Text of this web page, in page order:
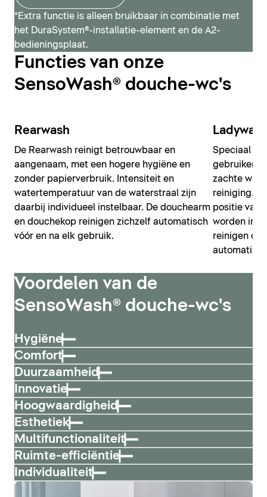
SensoWash® D-Neo
*Extra functie is alleen bruikbaar in combinatie met
het DuraSystem®-installatie-element en de A2-
bedieningsplaat.
Functies van onze
SensoWash® douche-wc's
Rearwash
De Rearwash reinigt betrouwbaar en
aangenaam, met een hogere hygiëne en
zonder papierverbruik. Intensiteit en
watertemperatuur van de waterstraal zijn
daarbij individueel instelbaar. De douchearm
en douchekop reinigen zichzelf automatisch
vóór en na elk gebruik.
Speciaal
gebruikers
zachte
reiniging.
positie van
worden
reinigen
Voordelen van de
SensoWash® douche-wc's
Hygiëne
Comfort
Duurzaamheid
Innovatie
Hoogwaardigheid
Esthetiek
Multifunctionaliteit
Ruimte-efficiëntie
Individualiteit